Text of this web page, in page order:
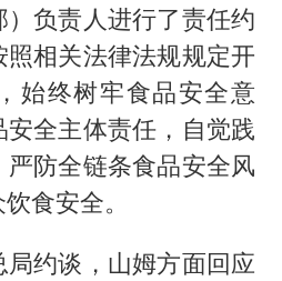
负责人进行了责任约
相关法律法规规定开
始终树牢食品安全意
全主体责任，自觉践
防全链条食品安全风
食安全。
约谈，山姆方面回应